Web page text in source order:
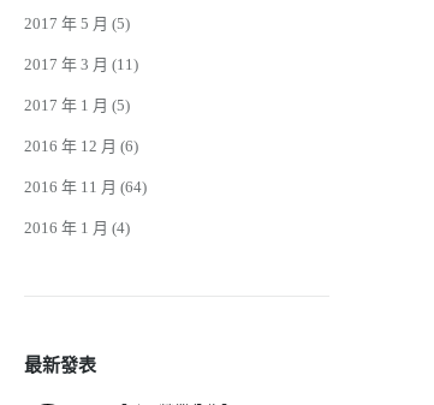
2017 年 5 月 (5)
2017 年 3 月 (11)
2017 年 1 月 (5)
2016 年 12 月 (6)
2016 年 11 月 (64)
2016 年 1 月 (4)
最新發表